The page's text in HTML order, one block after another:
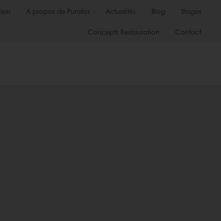
A propos de Puratos Actualités Blog Stages
Concepts Restauration Contact